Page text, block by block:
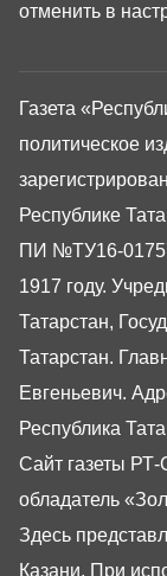
Газета
политическое
Республике
ПИ №ТУ16-01757
1917 году.
Татарстан,
Татарстан.
Евгеньевич.
Республика
Сайт газеты РТ-
обладатель
Здесь
Казани. При
отменить в